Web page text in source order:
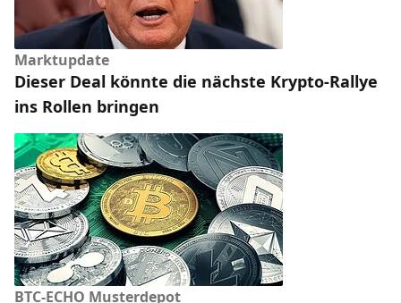
Marktupdate
Dieser Deal könnte die nächste Krypto-Rallye
ins Rollen bringen
BTC-ECHO Musterdepot